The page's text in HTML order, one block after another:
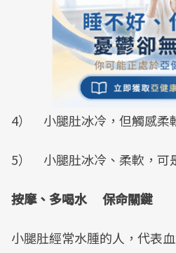
4） 小腿肚冰冷，但觸感柔
5） 小腿肚冰冷、柔軟，可
按摩、多喝水 保命關鍵
小腿肚經常水腫的人，代表